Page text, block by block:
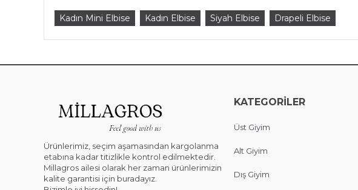
Kadın Mini Elbise Kadın Elbise Siyah Elbise Drapeli Elbise
Ürünlerimiz, seçim aşamasından kargolanma
etabına kadar titizlikle kontrol edilmektedir.
Millagros ailesi olarak her zaman ürünlerimizin
kalite garantisi için buradayız.
KATEGORİLER
Üst Giyim
Alt Giyim
Dış Giyim